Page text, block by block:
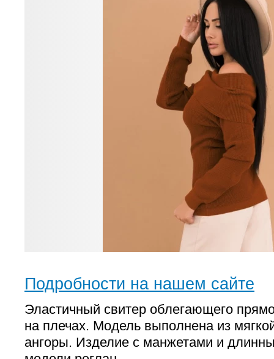
Подробности на нашем сайте
Эластичный свитер облегающего
на плечах. Модель выполнена из
ангоры. Изделие с манжетами и